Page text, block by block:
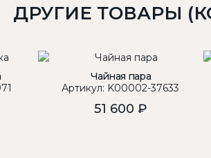
ДРУГИЕ ТОВАРЫ
Чайная пара
Артикул: K00002-37633
51 600 ₽